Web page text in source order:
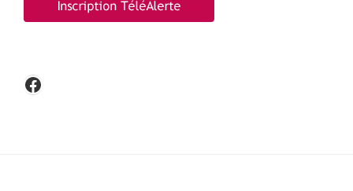
Facebook